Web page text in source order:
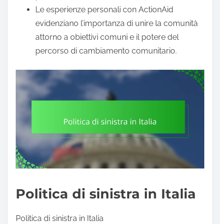
Le esperienze personali con ActionAid
evidenziano l’importanza di unire la comunità
attorno a obiettivi comuni e il potere del
percorso di cambiamento comunitario.
Politica di sinistra in Italia
Politica di sinistra in Italia